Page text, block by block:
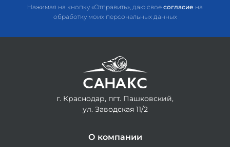
Нажимая на кнопку «Отправить», даю свое согласие на
обработку моих персональных данных
г. Краснодар, пгт. Пашковский,
ул. Заводская 11/2
О компании